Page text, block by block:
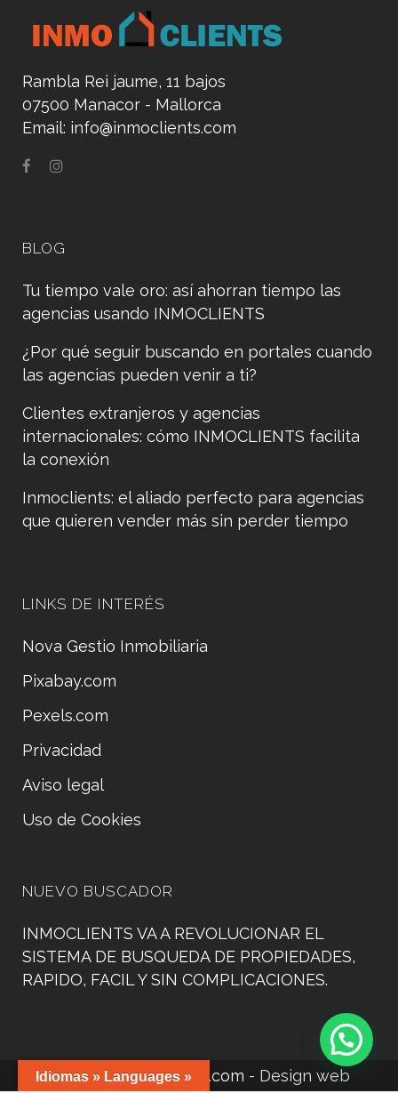
Rambla Rei jaume, 11 bajos
07500 Manacor - Mallorca
Email: info@inmoclients.com
BLOG
Tu tiempo vale oro: así ahorran tiempo las
agencias usando INMOCLIENTS
¿Por qué seguir buscando en portales cuando
las agencias pueden venir a ti?
Clientes extranjeros y agencias
internacionales: cómo INMOCLIENTS facilita
la conexión
Inmoclients: el aliado perfecto para agencias
que quieren vender más sin perder tiempo
LINKS DE INTERÉS
Nova Gestio Inmobiliaria
Pixabay.com
Pexels.com
Privacidad
Aviso legal
Uso de Cookies
NUEVO BUSCADOR
INMOCLIENTS VA A REVOLUCIONAR EL
SISTEMA DE BUSQUEDA DE PROPIEDADES,
RAPIDO, FACIL Y SIN COMPLICACIONES.
©www.manacorweb.com - Design web
Idiomas » Languages »